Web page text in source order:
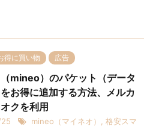
得に買い物 広告
mineo）のパケット（データ
お得に追加する方法、メルカ
クを利用
mineo（マイネオ）
格安スマ